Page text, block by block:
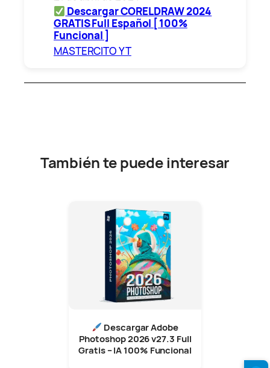
Descargar CORELDRAW 2024
GRATIS Full Español [ 100%
Funcional ]
MASTERCITO YT
También te puede interesar
Descargar Adobe
Photoshop 2026 v27.3 Full
Gratis – IA 100% Funcional